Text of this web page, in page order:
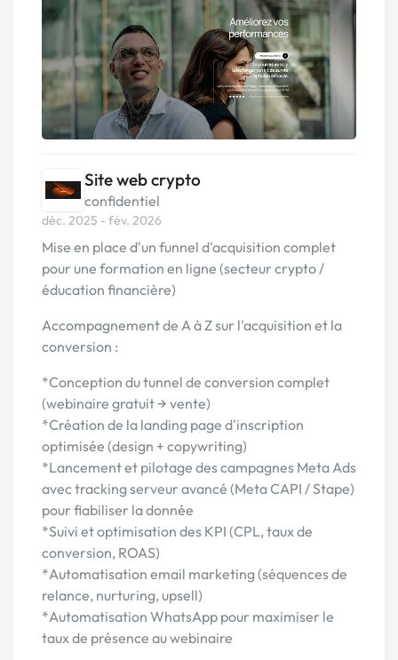
Site web crypto
confidentiel
déc. 2025 - fév. 2026
Mise en place d'un funnel d'acquisition complet
pour une formation en ligne (secteur crypto /
éducation financière)
Accompagnement de A à Z sur l'acquisition et la
conversion :
*Conception du tunnel de conversion complet
(webinaire gratuit → vente)
*Création de la landing page d'inscription
optimisée (design + copywriting)
*Lancement et pilotage des campagnes Meta Ads
avec tracking serveur avancé (Meta CAPI / Stape)
pour fiabiliser la donnée
*Suivi et optimisation des KPI (CPL, taux de
conversion, ROAS)
*Automatisation email marketing (séquences de
relance, nurturing, upsell)
*Automatisation WhatsApp pour maximiser le
taux de présence au webinaire